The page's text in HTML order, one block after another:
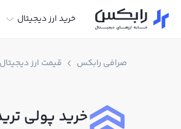
خرید ارز دیجیتال
صرافی رابکس قیمت ارز دیجیتال
خرید پولی